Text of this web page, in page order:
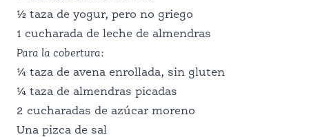
ALIMENTACIÓN
SERVICIO DE ALIMENTACIÓN
ESCOLAR
½ taza de yogur, pero no griego
1 cucharada de leche de almendras
Para la cobertura:
¼ taza de avena enrollada, sin gluten
¼ taza de almendras picadas
2 cucharadas de azúcar moreno
Una pizca de sal